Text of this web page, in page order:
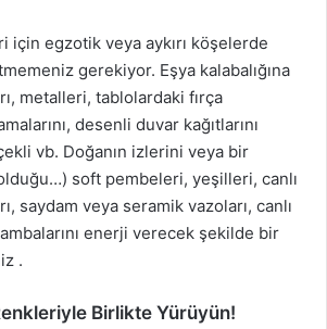
için egzotik veya aykırı köşelerde
gerekiyor. Eşya kalabalığına
metalleri, tablolardaki fırça
desenli duvar kağıtlarını
vb. Doğanın izlerini veya bir
olduğu…) soft pembeleri, yeşilleri, canlı
saydam veya seramik vazoları, canlı
enerji verecek şekilde bir
.
Birlikte Yürüyün!